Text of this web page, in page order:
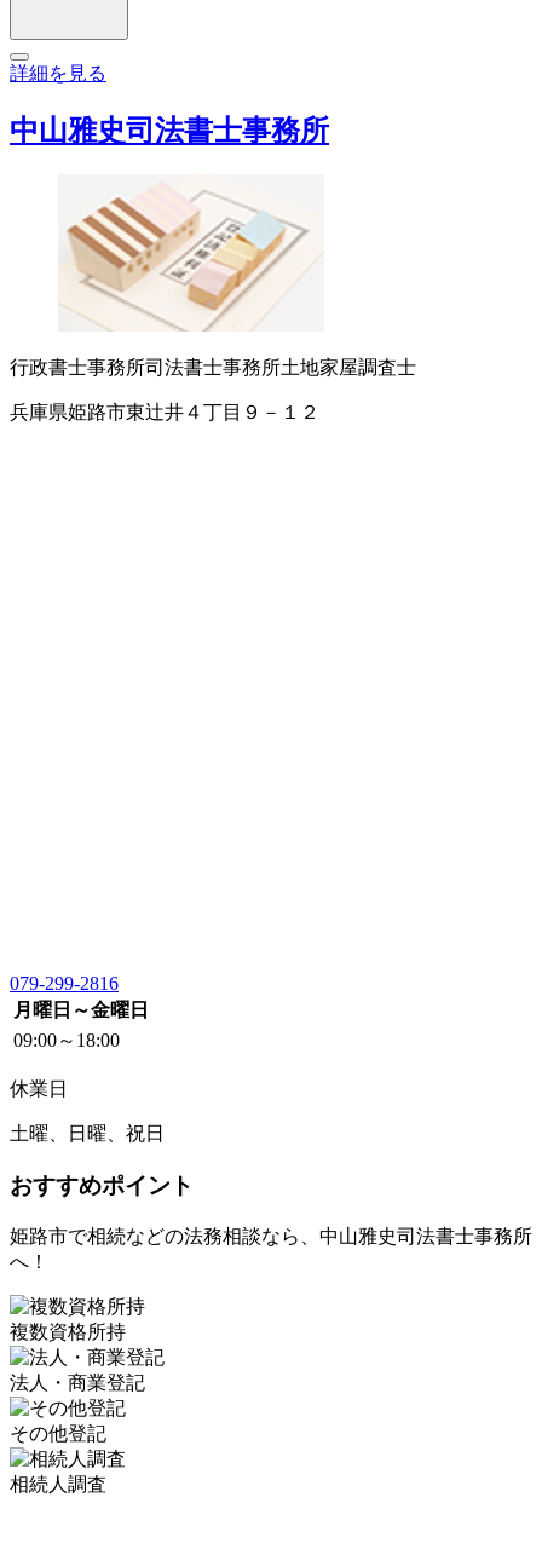
詳細を見る
中山雅史司法書士事務所
行政書士事務所司法書士事務所土地家屋調査士
兵庫県姫路市東辻井４丁目９－１２
079-299-2816
月曜日～金曜日
09:00～18:00
休業日
土曜、日曜、祝日
おすすめポイント
姫路市で相続などの法務相談なら、中山雅史司法書士事務所
へ！
複数資格所持
法人・商業登記
その他登記
相続人調査